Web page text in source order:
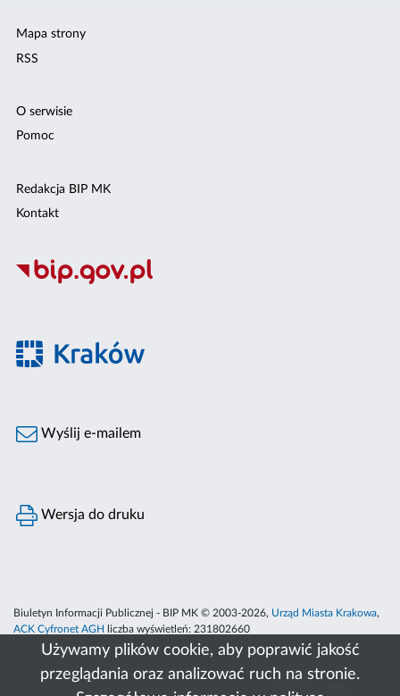
Używamy plików cookie, aby poprawić jakość
przeglądania oraz analizować ruch na stronie.
Mapa strony
RSS
O serwisie
Pomoc
Redakcja BIP MK
Kontakt
Wyślij e-mailem
Wersja do druku
Biuletyn Informacji Publicznej - BIP MK © 2003-2026, Urząd Miasta Krakowa,
ACK Cyfronet AGH
liczba wyświetleń: 231802660